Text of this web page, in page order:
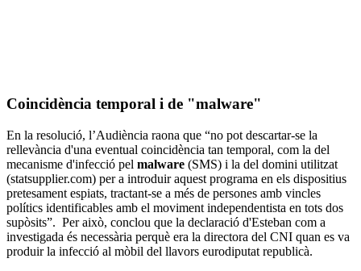
Coincidència temporal i de "malware"
En la resolució, l’Audiència raona que “no pot descartar-se la
rellevància d'una eventual coincidència tan temporal, com la del
mecanisme d'infecció pel malware (SMS) i la del domini utilitzat
(statsupplier.com) per a introduir aquest programa en els dispositius
pretesament espiats, tractant-se a més de persones amb vincles
polítics identificables amb el moviment independentista en tots dos
supòsits”. Per això, conclou que la declaració d'Esteban com a
investigada és necessària perquè era la directora del CNI quan es va
produir la infecció al mòbil del llavors eurodiputat republicà.